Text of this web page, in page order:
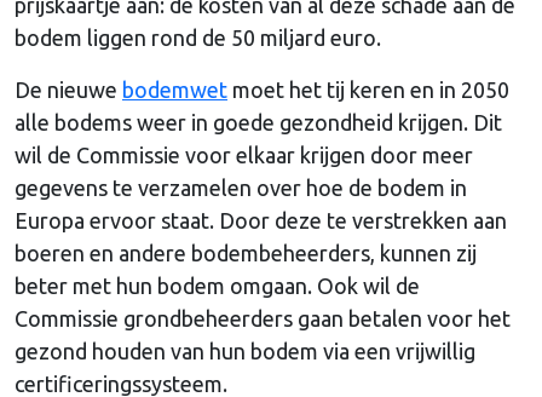
bodem liggen rond de 50 miljard euro.
De nieuwe bodemwet moet het tij keren en in 2050
alle bodems weer in goede gezondheid krijgen. Dit
wil de Commissie voor elkaar krijgen door meer
gegevens te verzamelen over hoe de bodem in
Europa ervoor staat. Door deze te verstrekken aan
boeren en andere bodembeheerders, kunnen zij
beter met hun bodem omgaan. Ook wil de
Commissie grondbeheerders gaan betalen voor het
gezond houden van hun bodem via een vrijwillig
certificeringssysteem.